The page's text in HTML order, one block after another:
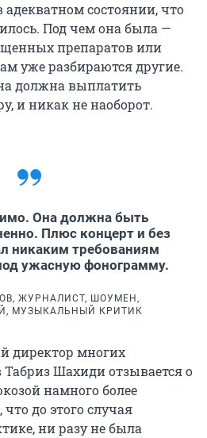
адекватном состоянии, что
Под чем она была —
препаратов или
уже разбираются другие.
должна выплатить
и никак не наоборот.
Она должна быть
Плюс концерт и без
никаким требованиям
ужасную фонограмму.
ЖУРНАЛИСТ, ШОУМЕН,
МУЗЫКАЛЬНЫЙ КРИТИК
директор многих
Табриз Шахиди отзывается о
намного более
до этого случая
ни разу не была